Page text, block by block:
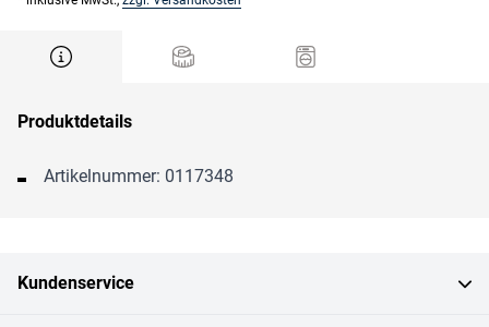
Produktdetails
Artikelnummer: 0117348
Kundenservice